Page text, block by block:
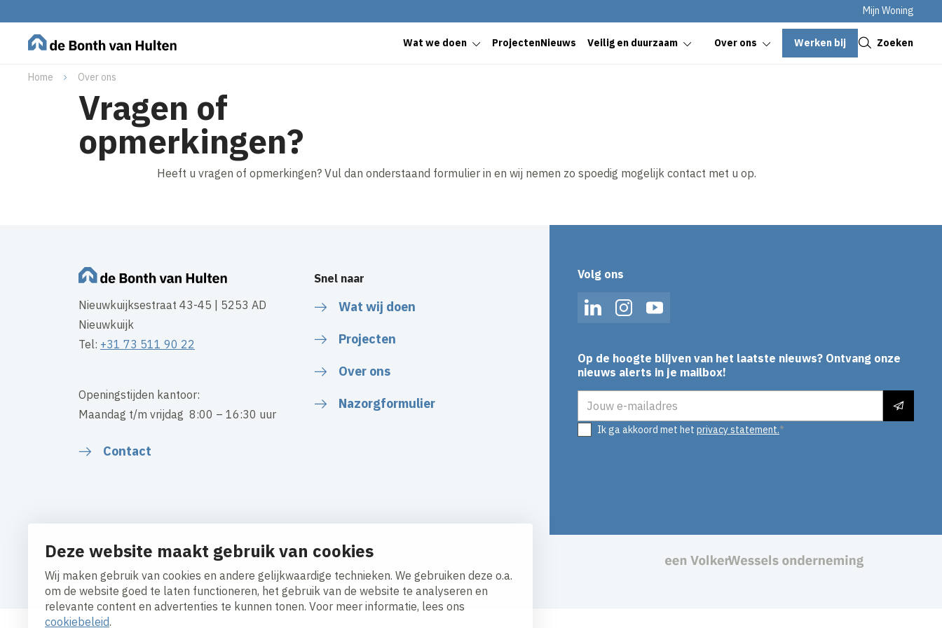
Deze website maakt gebruik van cookies
Wij maken gebruik van cookies en andere gelijkwaardige technieken. We gebruiken deze o.a.
om de website goed te laten functioneren, het gebruik van de website te analyseren en
relevante content en advertenties te kunnen tonen. Voor meer informatie, lees ons
cookiebeleid.
Mijn Woning
Wat we doen ProjectenNieuws Veilig en duurzaam Over ons Werken bij Zoeken
Home Over ons
Vragen of
opmerkingen?
Heeft u vragen of opmerkingen? Vul dan onderstaand formulier in en wij nemen zo spoedig mogelijk contact met u op.
Nieuwkuijksestraat 43-45 | 5253 AD
Nieuwkuijk
Tel: +31 73 511 90 22
Openingstijden kantoor:
Maandag t/m vrijdag 8:00 – 16:30 uur
Contact
Snel naar
Wat wij doen
Projecten
Over ons
Nazorgformulier
Volg ons
LinkedInInstagramYouTube
Op de hoogte blijven van het laatste nieuws? Ontvang onze
nieuws alerts in je mailbox!
Ik ga akkoord met het privacy statement.
Cookies aanpassenCookie beleidPrivacy policyResponsible disclosure
Algemene inkoopvoorwaarden
Sluiten